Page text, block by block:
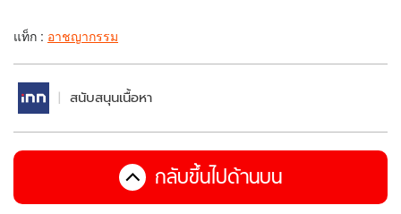
แท็ก : อาชญากรรม
สนับสนุนเนื้อหา
กลับขึ้นไปด้านบน